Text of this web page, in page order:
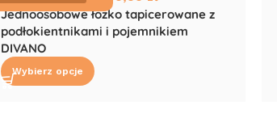
Jednoosobowe łóżko tapicerowane z
podłokientnikami i pojemnikiem
DIVANO
Wybierz opcje